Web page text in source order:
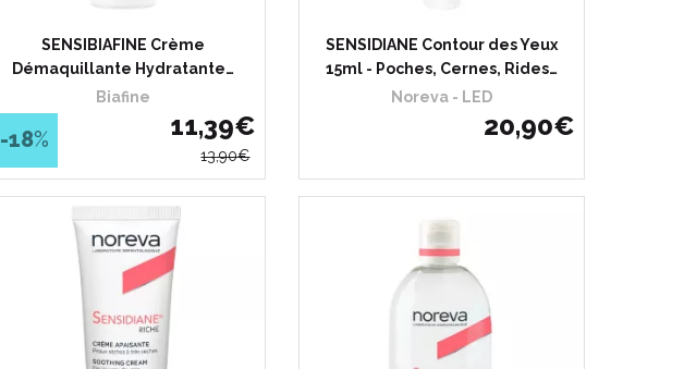
SENSIBIAFINE Crème
Démaquillante Hydratante…
Biafine
11,39€
13,90€
-18%
SENSIDIANE Contour des Yeux
15ml - Poches, Cernes, Rides…
Noreva - LED
20,90€